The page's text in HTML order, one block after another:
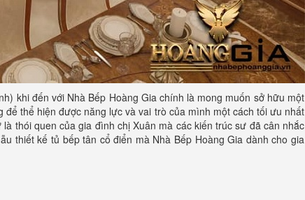
khi đến với Nhà Bếp Hoàng Gia chính là mong muốn sở hữu một
thể hiện được năng lực và vai trò của mình một cách tối ưu nhất
thói quen của gia đình chị Xuân mà các kiến trúc sư đã cân nhắc
thiết kế tủ bếp tân cổ điển mà Nhà Bếp Hoàng Gia dành cho gia